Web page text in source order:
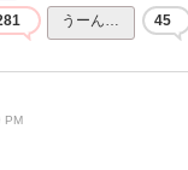
うーん… 45
PM